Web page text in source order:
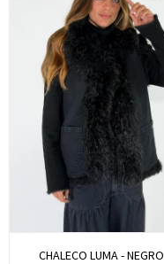
CHALECO LUMA - NEGRO